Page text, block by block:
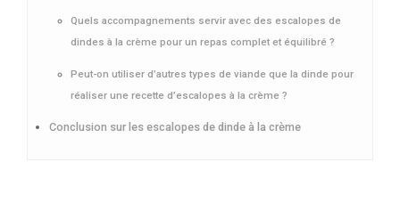
Quels accompagnements servir avec des escalopes de
dindes à la crème pour un repas complet et équilibré ?
Peut-on utiliser d’autres types de viande que la dinde pour
réaliser une recette d’escalopes à la crème ?
Conclusion sur les escalopes de dinde à la crème